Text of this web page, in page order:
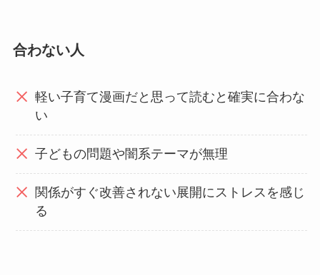
合わない人
軽い子育て漫画だと思って読むと確実に合わな
い
子どもの問題や闇系テーマが無理
関係がすぐ改善されない展開にストレスを感じ
る